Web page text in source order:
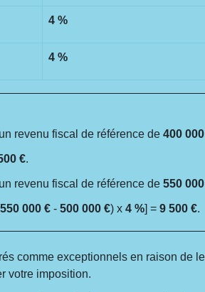
4 %
4 %
revenu fiscal de référence de400
€.
revenu fiscal de référence de550
550 000 € -500 000 €) x4 %] =9 500 €.
comme exceptionnels en raison de
votre imposition.